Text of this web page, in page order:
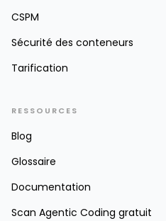
CSPM
Sécurité des conteneurs
Tarification
RESSOURCES
Blog
Glossaire
Documentation
Scan Agentic Coding gratuit